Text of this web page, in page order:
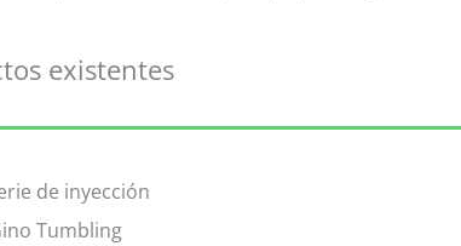
existentes
de inyección
Tumbling